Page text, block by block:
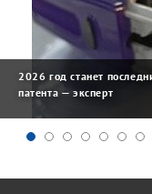
2026 год станет
патента — эксперт